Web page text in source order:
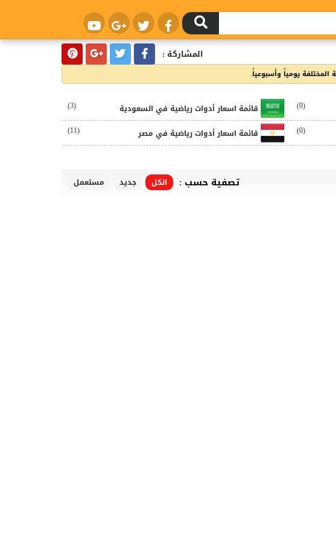
المشاركة :
يومياً وأسبوعياً.
(0) قائمة اسعار أدوات رياضية في السعودية (3)
(0) قائمة اسعار أدوات رياضية في مصر (11)
تصفية حسب : الكل جديد مستعمل